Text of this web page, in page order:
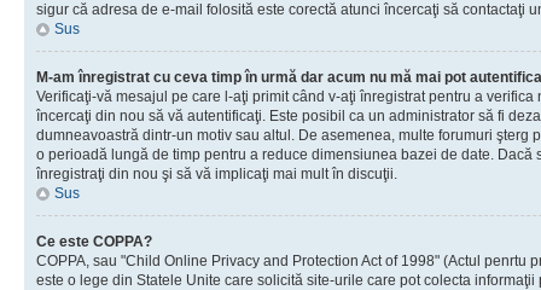
sigur că adresa de e-mail folosită este corectă atunci încercaţi să contactaţi
Sus
M-am înregistrat cu ceva timp în urmă dar acum nu mă mai pot
Verificaţi-vă mesajul pe care l-aţi primit când v-aţi înregistrat pentru a
încercaţi din nou să vă autentificaţi. Este posibil ca un administrator să fi
dumneavoastră dintr-un motiv sau altul. De asemenea, multe forumuri şterg
o perioadă lungă de timp pentru a reduce dimensiunea bazei de date. Dacă
înregistraţi din nou şi să vă implicaţi mai mult în discuţii.
Sus
Ce este COPPA?
COPPA, sau "Child Online Privacy and Protection Act of 1998" (Actul penrtu
este o lege din Statele Unite care solicită site-urile care pot colecta